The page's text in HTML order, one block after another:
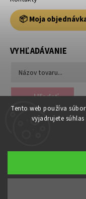
Tento web používa
vyjadrujete
📦 Moja
VYHĽADÁVANIE
Hľadať
Copyright 2026
Grafický návrh